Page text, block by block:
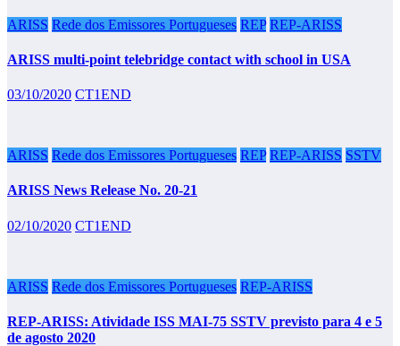
ARISS Rede dos Emissores Portugueses REP REP-ARISS
ARISS multi-point telebridge contact with school in USA
03/10/2020 CT1END
ARISS Rede dos Emissores Portugueses REP REP-ARISS SSTV
ARISS News Release No. 20-21
02/10/2020 CT1END
ARISS Rede dos Emissores Portugueses REP-ARISS
REP-ARISS: Atividade ISS MAI-75 SSTV previsto para 4 e 5
de agosto 2020